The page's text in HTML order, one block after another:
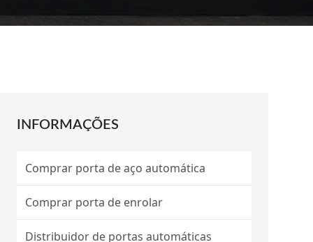
INFORMAÇÕES
Comprar porta de aço automática
Comprar porta de enrolar
Distribuidor de portas automáticas